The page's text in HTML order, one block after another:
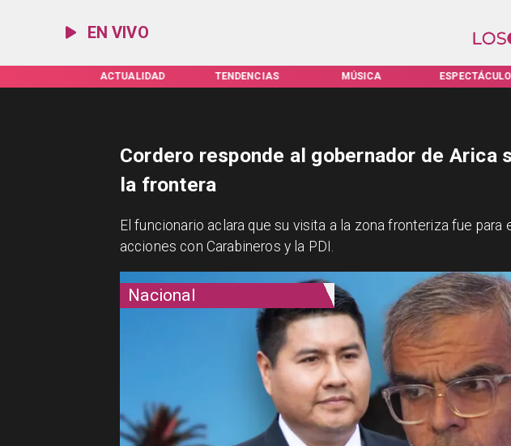
EN VIVO
ACTUALIDAD TENDENCIAS MÚSICA ESPECTÁCULO
Nacional
Cordero responde al gobernador de Arica
la frontera
El funcionario aclara que su visita a la zona fronteriza fue para
acciones con Carabineros y la PDI.